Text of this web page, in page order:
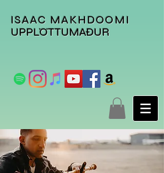
ISAAC MAKHDOOMI
UPPLÖTTUMAÐUR